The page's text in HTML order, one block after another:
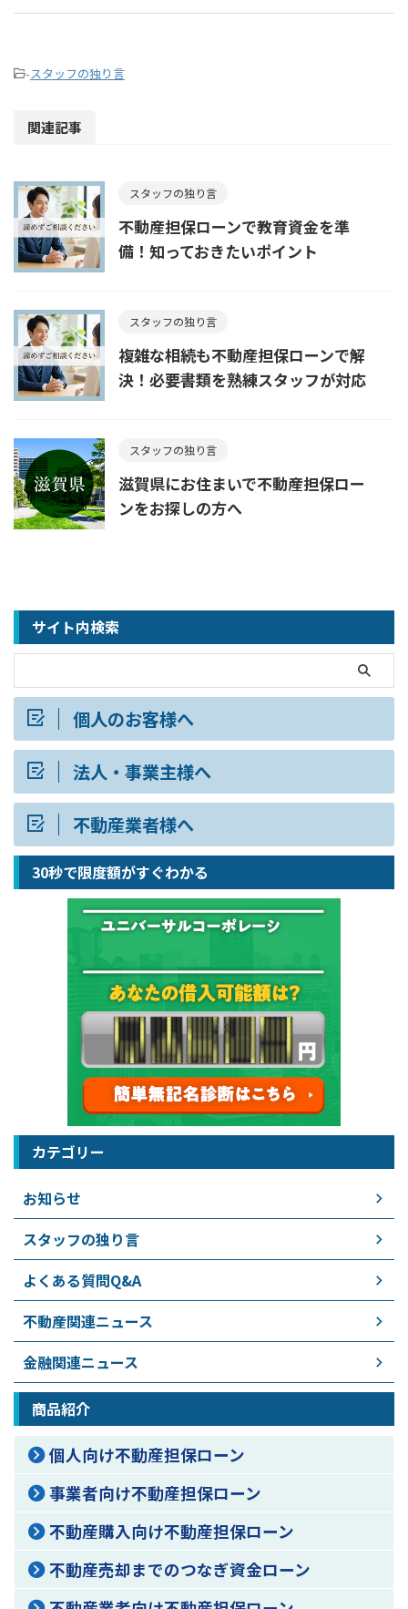
-スタッフの独り言
関連記事
スタッフの独り言
不動産担保ローンで教育資金を準
備！知っておきたいポイント
スタッフの独り言
複雑な相続も不動産担保ローンで解
決！必要書類を熟練スタッフが対応
スタッフの独り言
滋賀県にお住まいで不動産担保ロー
ンをお探しの方へ
サイト内検索
個人のお客様へ
法人・事業主様へ
不動産業者様へ
30秒で限度額がすぐわかる
カテゴリー
お知らせ
スタッフの独り言
よくある質問Q&A
不動産関連ニュース
金融関連ニュース
商品紹介
個人向け不動産担保ローン
事業者向け不動産担保ローン
不動産購入向け不動産担保ローン
不動産売却までのつなぎ資金ローン